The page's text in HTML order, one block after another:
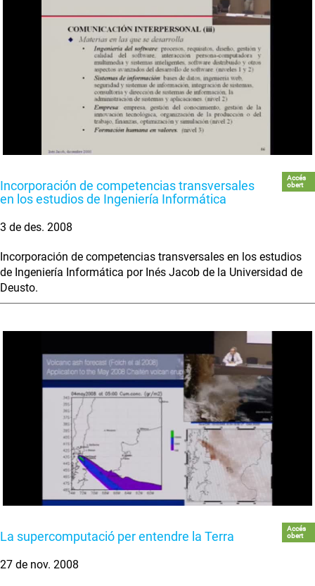
Incorporación de competencias transversales
en los estudios de Ingeniería Informática
Accés
obert
3 de des. 2008
Incorporación de competencias transversales en los estudios
de Ingeniería Informática por Inés Jacob de la Universidad de
Deusto.
La supercomputació per entendre la Terra
Accés
obert
27 de nov. 2008